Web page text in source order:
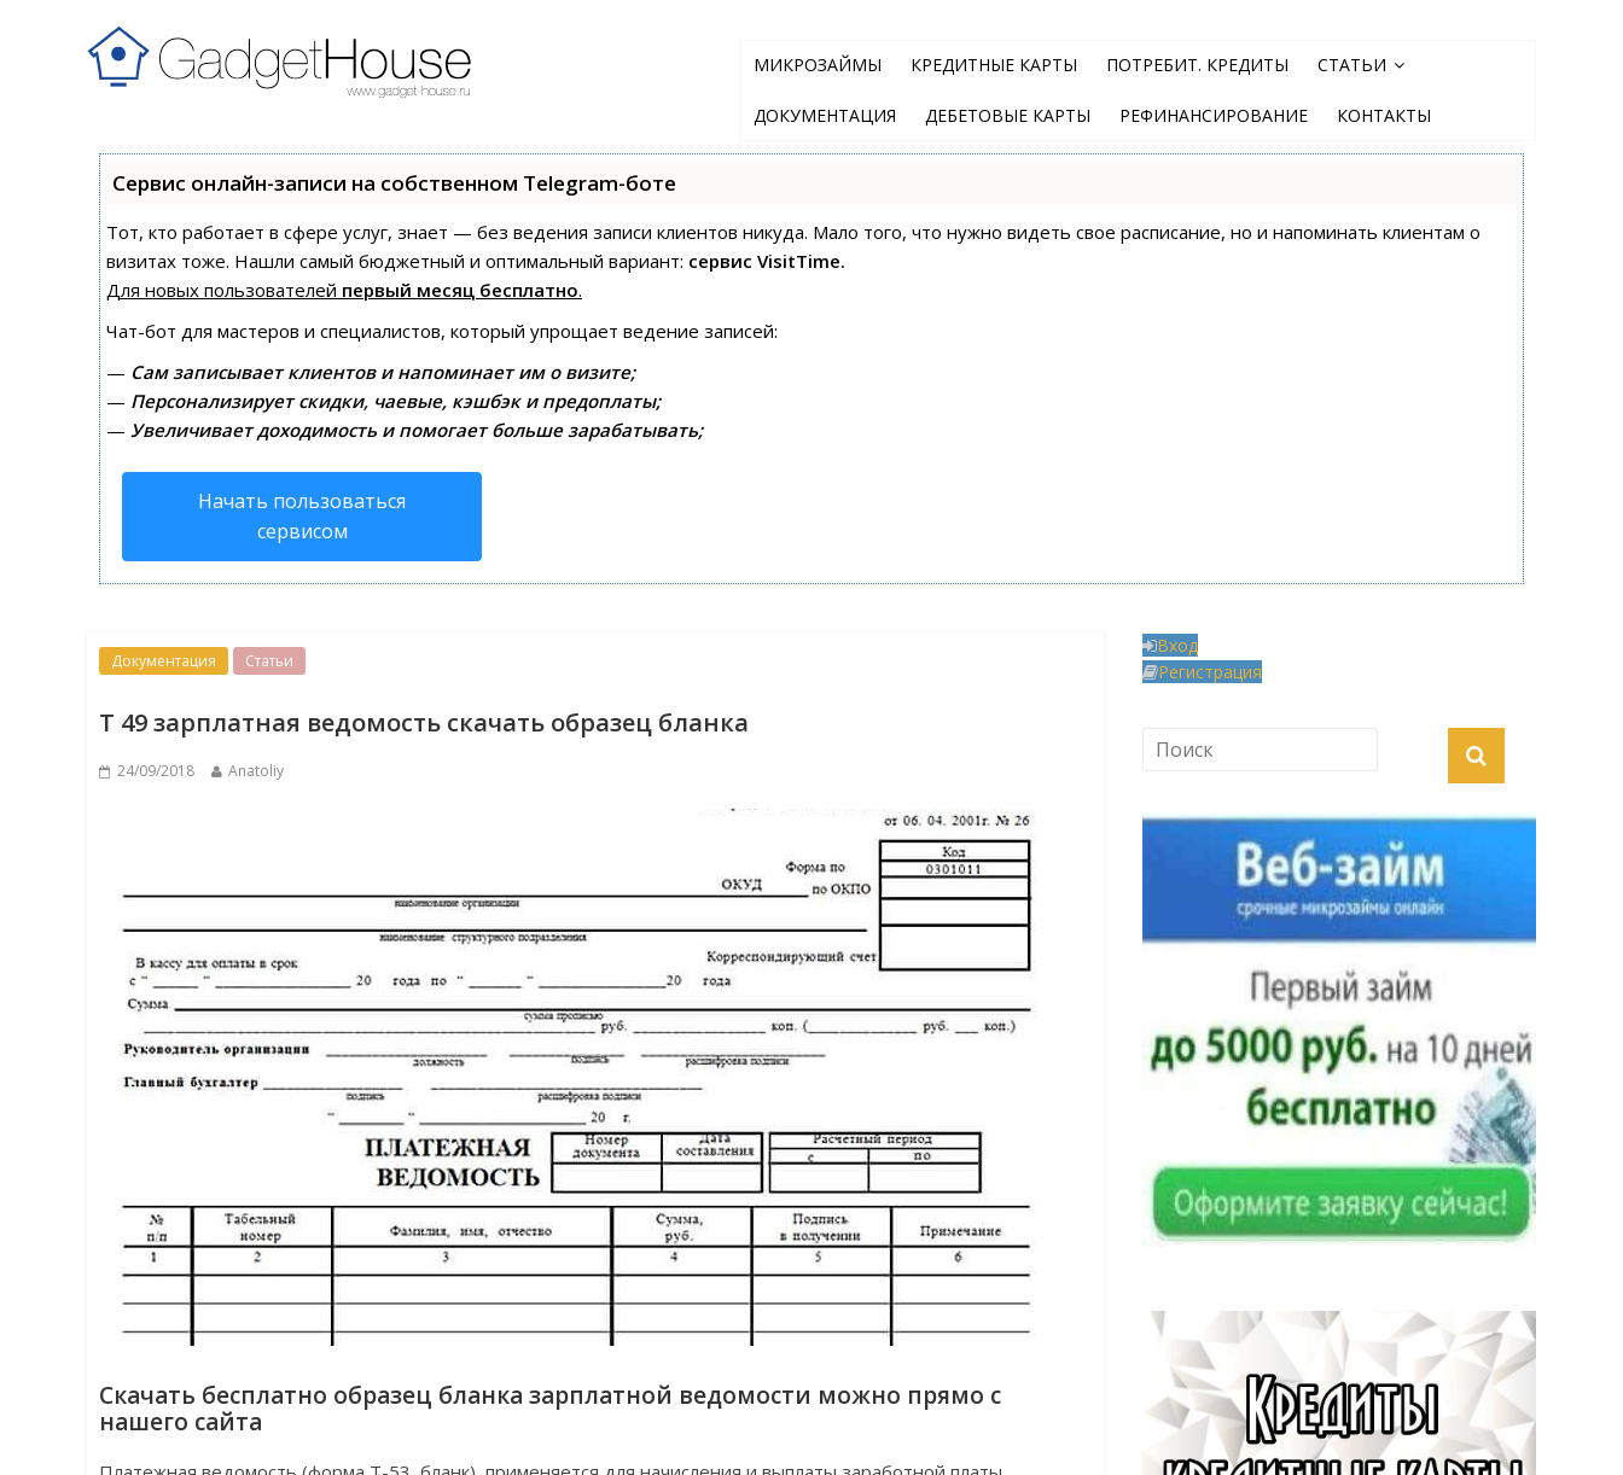
МИКРОЗАЙМЫ КРЕДИТНЫЕ КАРТЫ ПОТРЕБИТ. КРЕДИТЫ СТАТЬИ
ДОКУМЕНТАЦИЯ ДЕБЕТОВЫЕ КАРТЫ РЕФИНАНСИРОВАНИЕ КОНТАКТЫ
Сервис онлайн-записи на собственном Telegram-боте
Тот, кто работает в сфере услуг, знает — без ведения записи клиентов никуда. Мало того, что нужно видеть свое расписание, но и напоминать клиентам о
визитах тоже. Нашли самый бюджетный и оптимальный вариант: сервис VisitTime.
Для новых пользователей первый месяц бесплатно.
Чат-бот для мастеров и специалистов, который упрощает ведение записей:
— Сам записывает клиентов и напоминает им о визите;
— Персонализирует скидки, чаевые, кэшбэк и предоплаты;
— Увеличивает доходимость и помогает больше зарабатывать;
Начать пользоваться
сервисом
Документация Статьи
Т 49 зарплатная ведомость скачать образец бланка
24/09/2018 Anatoliy
Скачать бесплатно образец бланка зарплатной ведомости можно прямо с
нашего сайта
Вход
Регистрация